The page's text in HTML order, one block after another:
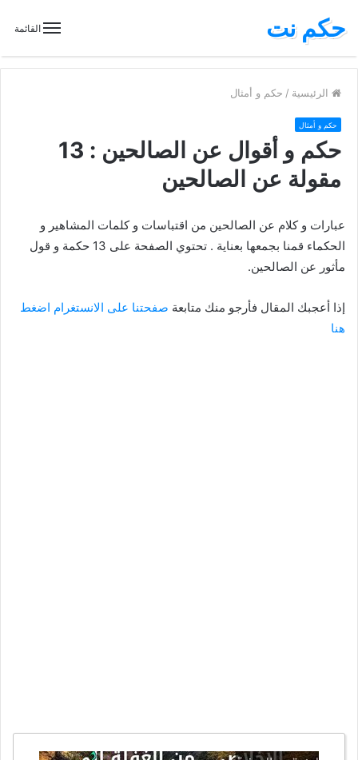
القائمة حكم نت
الرئيسية / حكم و أمثال
حكم و أمثال
حكم و أقوال عن الصالحين : 13
مقولة عن الصالحين
عبارات و كلام عن الصالحين من اقتباسات و كلمات المشاهير و
الحكماء قمنا بجمعها بعناية . تحتوي الصفحة على 13 حكمة و قول
مأثور عن الصالحين.
إذا أعجبك المقال فأرجو منك متابعة صفحتنا على الانستغرام اضغط
هنا